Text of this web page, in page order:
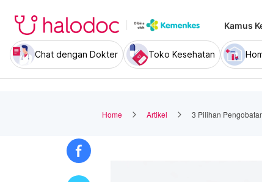
Kamus
Chat dengan Dokter Toko Kesehatan
Home Artikel 3 Pilihan